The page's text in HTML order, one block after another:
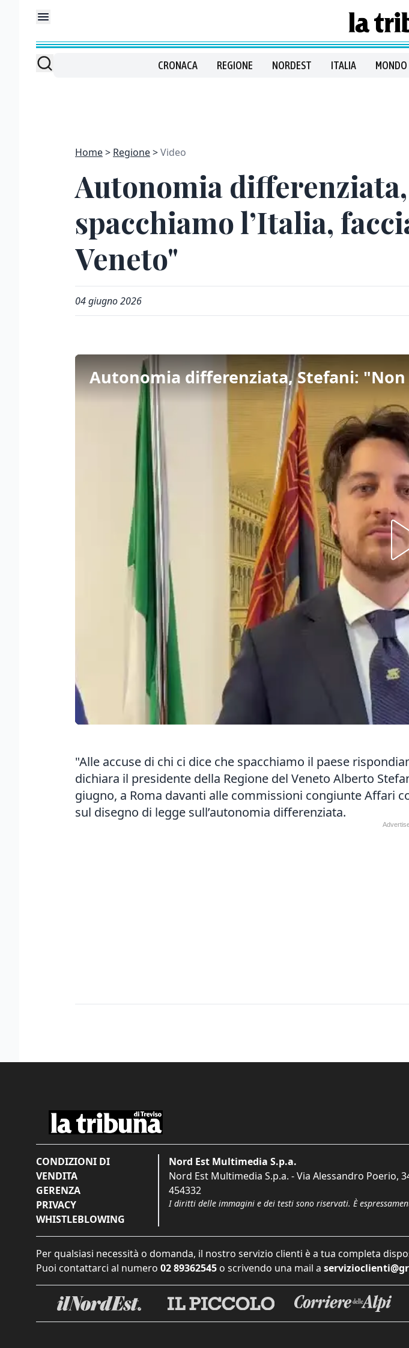
CRONACA REGIONE NORDEST ITALIA MONDO
Home Regione Video
Autonomia
spacchiamo l’Italia,
Veneto"
04 giugno 2026
"Alle accuse di chi ci dice che spacchiamo il paese
dichiara il presidente della Regione del Veneto Alberto
giugno, a Roma davanti alle commissioni congiunte Affari
sul disegno di legge sull’autonomia differenziata.
CONDIZIONI DI
VENDITA
GERENZA
PRIVACY
WHISTLEBLOWING
Nord Est Multimedia S.p.a.
Nord Est Multimedia S.p.a. - Via Alessandro Poerio,
454332
I diritti delle immagini e dei testi sono riservati. È
Per qualsiasi necessità o domanda, il nostro servizio clienti è a tua completa
Puoi contattarci al numero 02 89362545 o scrivendo una mail a